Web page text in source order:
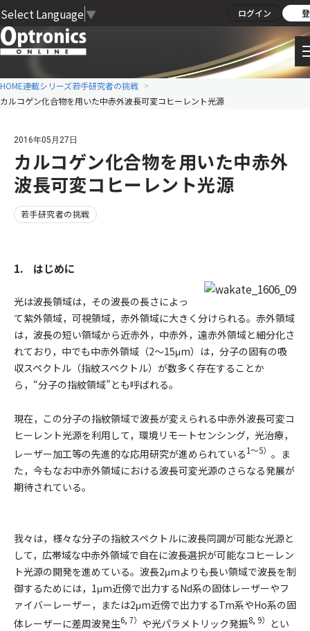
Select Language ▼ ログイン
HOME連載シリーズ若手研究者の挑戦
カルコゲン化合物を用いた中赤外波長可変コヒーレント光源
2016年05月27日
カルコゲン化合物を用いた中赤外
波長可変コヒーレント光源
若手研究者の挑戦
1. はじめに
光は波長領域は，その波長の長さによっ
て紫外領域，可視領域，赤外領域に大きく分けられる。赤外領域
は，波長の短い領域から近赤外，中赤外，遠赤外領域と細分化さ
れており，中でも中赤外領域（2〜15μm）は，分子の固有の吸
収スペクトル（指紋スペクトル）が数多く存在することか
ら，“分子の指紋領域”とも呼ばれる。
現在，この分子の指紋領域で波長が変えられる中赤外波長可変コ
ヒーレント光源を利用して，環境リモートセンシング，光治療，
レーザー加工等の先進的な応用研究が進められている1〜5） 。ま
た，今もなお中赤外領域における波長可変光源のさらなる発展が
期待されている。
我々は，様々な分子の指紋スペクトルに波長同調が可能な光源と
して，広帯域な中赤外領域で自在に波長選択が可能なコヒーレン
ト光源の開発を進めている。波長2μmよりも長い領域で波長を制
御するためには，1μm近傍で出力するNd系の固体レーザーやフ
ァイバーレーザー，または2μm近傍で出力するTm系やHo系の固
体レーザーに差周波発生6, 7） や光パラメトリック発振8, 9） とい